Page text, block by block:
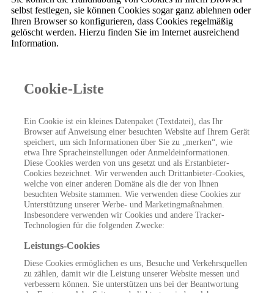
selbst festlegen, sie können Cookies sogar ganz ablehnen oder
Ihren Browser so konfigurieren, dass Cookies regelmäßig
gelöscht werden. Hierzu finden Sie im Internet ausreichend
Information.
Cookie-Liste
Ein Cookie ist ein kleines Datenpaket (Textdatei), das Ihr
Browser auf Anweisung einer besuchten Website auf Ihrem Gerät
speichert, um sich Informationen über Sie zu „merken“, wie
etwa Ihre Spracheinstellungen oder Anmeldeinformationen.
Diese Cookies werden von uns gesetzt und als Erstanbieter-
Cookies bezeichnet. Wir verwenden auch Drittanbieter-Cookies,
welche von einer anderen Domäne als die der von Ihnen
besuchten Website stammen. Wie verwenden diese Cookies zur
Unterstützung unserer Werbe- und Marketingmaßnahmen.
Insbesondere verwenden wir Cookies und andere Tracker-
Technologien für die folgenden Zwecke:
Leistungs-Cookies
Diese Cookies ermöglichen es uns, Besuche und Verkehrsquellen
zu zählen, damit wir die Leistung unserer Website messen und
verbessern können. Sie unterstützen uns bei der Beantwortung